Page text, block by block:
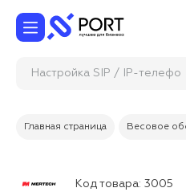
Настройка SIP / IP
Главная страница Весовое
Код товара: 3005